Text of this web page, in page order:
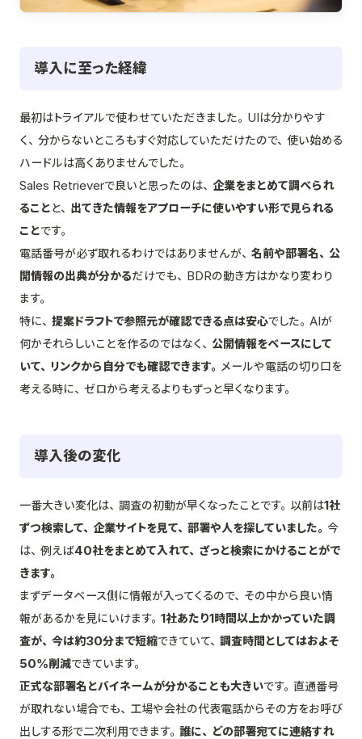
導入に至った経緯
最初はトライアルで使わせていただきました。UIは分かりやす
く、分からないところもすぐ対応していただけたので、使い始める
ハードルは高くありませんでした。
Sales Retrieverで良いと思ったのは、 企業をまとめて調べられ
ることと、 出てきた情報をアプローチに使いやすい形で見られる
ことです。
電話番号が必ず取れるわけではありませんが、 名前や部署名、公
開情報の出典が分かるだけでも、BDRの動き方はかなり変わり
ます。
特に、 提案ドラフトで参照元が確認できる点は安心でした。AIが
何かそれらしいことを作るのではなく、 公開情報をベースにして
いて、リンクから自分でも確認できます。 メールや電話の切り口を
考える時に、ゼロから考えるよりもずっと早くなります。
導入後の変化
一番大きい変化は、調査の初動が早くなったことです。以前は1社
ずつ検索して、企業サイトを見て、部署や人を探していました。 今
は、例えば40社をまとめて入れて、ざっと検索にかけることがで
きます。
まずデータベース側に情報が入ってくるので、その中から良い情
報があるかを見にいけます。 1社あたり1時間以上かかっていた調
査が、今は約30分まで短縮できていて、 調査時間としてはおよそ
50%削減できています。
正式な部署名とバイネームが分かることも大きいです。直通番号
が取れない場合でも、工場や会社の代表電話からその方をお呼び
出しする形で二次利用できます。 誰に、どの部署宛てに連絡すれ